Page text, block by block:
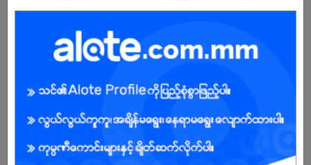
အခွင့်အရေးရှိသူ : မ
သက်တမ်းကုန်သွားပါပြီ
အကောင့်မရှိသေးဘူးလား?